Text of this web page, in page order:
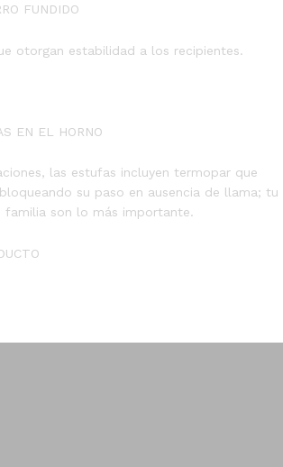
FUNDIDO
otorgan estabilidad a los recipientes.
EN EL HORNO
las estufas incluyen termopar que
su paso en ausencia de llama; tu
familia son lo más importante.